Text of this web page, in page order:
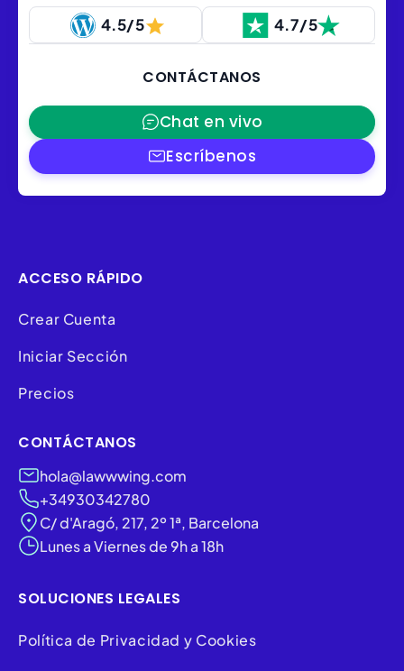
4.5/5 4.7/5
CONTÁCTANOS
Chat en vivo
Escríbenos
ACCESO RÁPIDO
Crear Cuenta
Iniciar Sección
Precios
CONTÁCTANOS
hola@lawwwing.com
+34930342780
C/ d'Aragó, 217, 2º 1ª, Barcelona
Lunes a Viernes de 9h a 18h
SOLUCIONES LEGALES
Política de Privacidad y Cookies